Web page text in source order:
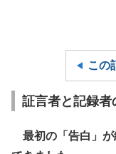
この
証言者と記録
最初の「告白」